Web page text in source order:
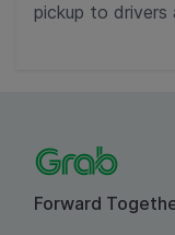
pickup to drivers
Forward